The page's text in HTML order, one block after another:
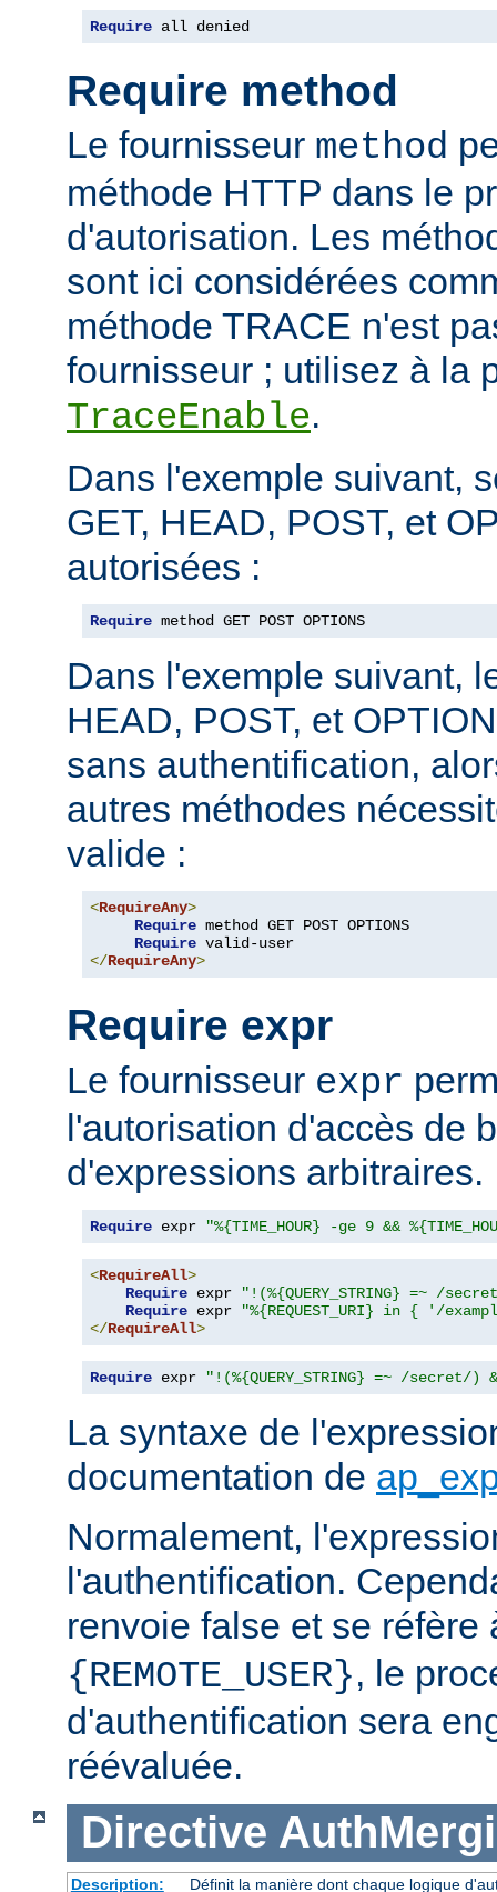
Require all denied
Require method
Le fournisseur method
méthode HTTP dans le
d'autorisation. Les
sont ici considérées
méthode TRACE n'est
fournisseur ; utilisez à la
TraceEnable.
Dans l'exemple suivant,
GET, HEAD, POST, et
autorisées :
Require method GET POST OPTIONS
Dans l'exemple suivant,
HEAD, POST, et
sans authentification,
autres méthodes
valide :
<RequireAny>
Require method GET POST OPTIONS
Require
</RequireAny>
Require expr
Le fournisseur expr
l'autorisation d'accès de
d'expressions arbitraires.
Require expr "%{TIME_HOUR} -ge 9 &&
<RequireAll>
Require expr
"!(%{QUERY_STRING} =~ /
Require expr
"%{REQUEST_URI} in { '/
</RequireAll>
Require expr "!(%{QUERY_STRING} =~ /
La syntaxe de
documentation de
Normalement,
l'authentification.
renvoie false et se
{REMOTE_USER}, le
d'authentification sera
réévaluée.
Directive
Description: Définit la manière dont chaque logique